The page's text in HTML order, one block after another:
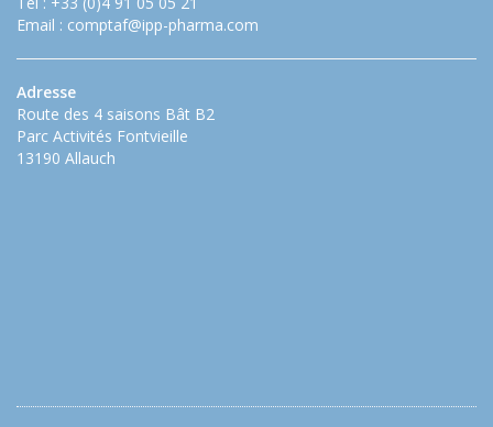
Email : comptaf@ipp-pharma.com
Adresse
Route des 4 saisons Bât B2
Parc Activités Fontvieille
13190 Allauch